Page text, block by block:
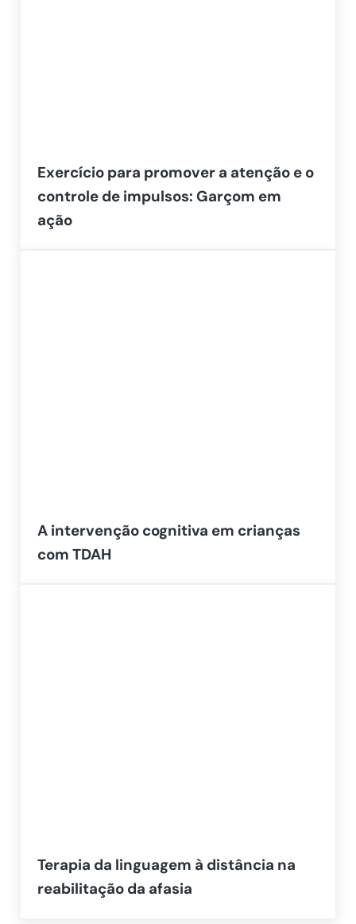
Exercício para promover a atenção e o
controle de impulsos: Garçom em
ação
A intervenção cognitiva em crianças
com TDAH
Terapia da linguagem à distância na
reabilitação da afasia